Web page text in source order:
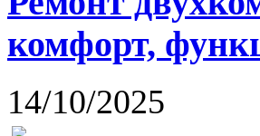
комфорт,
14/10/2025